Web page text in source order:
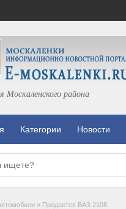
Москаленского района
Категории Новости
» Продается ВАЗ 2108